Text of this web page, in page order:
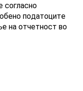
согласно
податоците
на отчетност во